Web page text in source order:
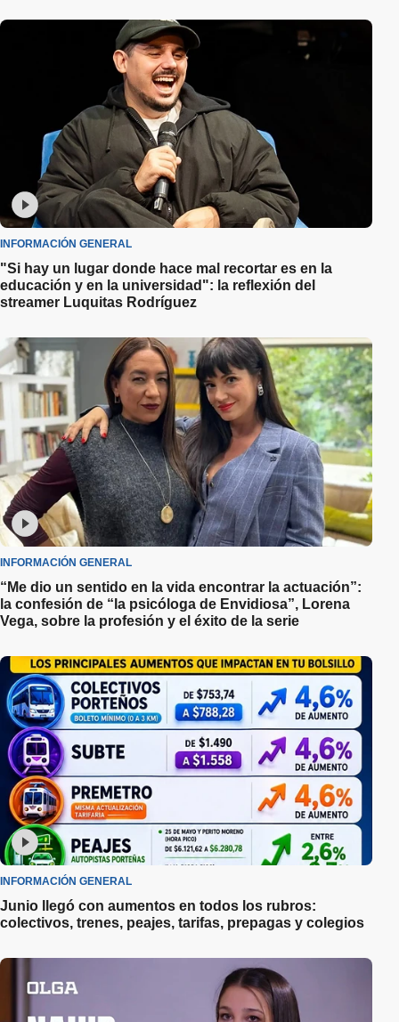
INFORMACIÓN GENERAL
"Si hay un lugar donde hace mal recortar es en la
educación y en la universidad": la reflexión del
streamer Luquitas Rodríguez
INFORMACIÓN GENERAL
“Me dio un sentido en la vida encontrar la actuación”:
la confesión de “la psicóloga de Envidiosa”, Lorena
Vega, sobre la profesión y el éxito de la serie
INFORMACIÓN GENERAL
Junio llegó con aumentos en todos los rubros:
colectivos, trenes, peajes, tarifas, prepagas y colegios